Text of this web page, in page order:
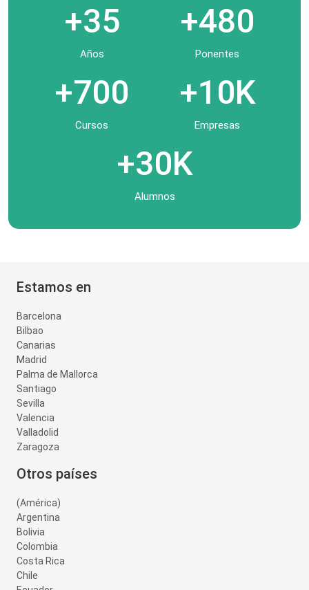
+35
Años
+480
Ponentes
+700
Cursos
+10K
Empresas
+30K
Alumnos
Estamos en
Barcelona
Bilbao
Canarias
Madrid
Palma de Mallorca
Santiago
Sevilla
Valencia
Valladolid
Zaragoza
Otros países
(América)
Argentina
Bolivia
Colombia
Costa Rica
Chile